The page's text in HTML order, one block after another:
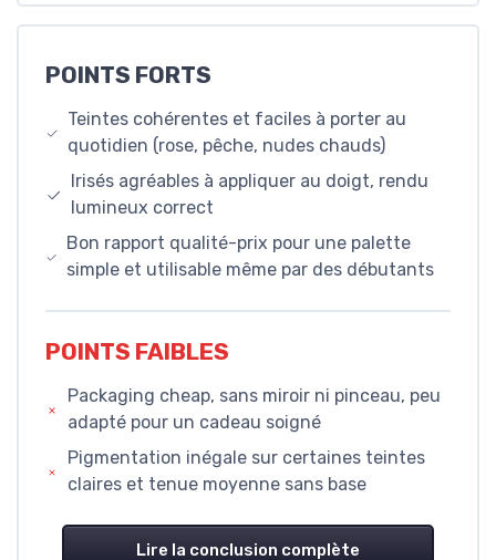
POINTS FORTS
Teintes cohérentes et faciles à porter au
quotidien (rose, pêche, nudes chauds)
Irisés agréables à appliquer au doigt, rendu
lumineux correct
Bon rapport qualité-prix pour une palette
simple et utilisable même par des débutants
POINTS FAIBLES
Packaging cheap, sans miroir ni pinceau, peu
adapté pour un cadeau soigné
Pigmentation inégale sur certaines teintes
claires et tenue moyenne sans base
Lire la conclusion complète